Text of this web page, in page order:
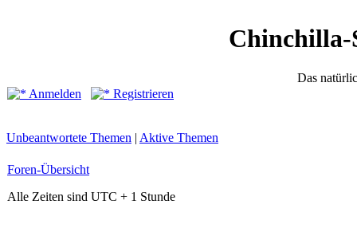
Chinchilla-
Das
Anmelden
Registrieren
Unbeantwortete Themen | Aktive Themen
Foren-Übersicht
Alle Zeiten sind UTC + 1 Stunde